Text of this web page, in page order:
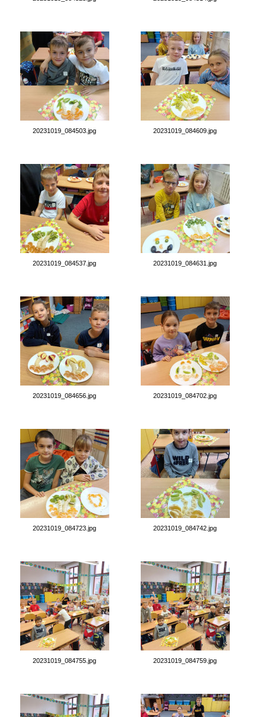
20231019_084503.jpg 20231019_084609.jpg
20231019_084537.jpg 20231019_084631.jpg
20231019_084656.jpg 20231019_084702.jpg
20231019_084723.jpg 20231019_084742.jpg
20231019_084755.jpg 20231019_084759.jpg